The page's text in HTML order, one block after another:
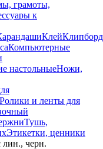
грамоты,
к
Клей
Компьютерные
настольныеНожи,
Ролики и ленты для
Тушь,
Этикетки, ценники
лин., черн.